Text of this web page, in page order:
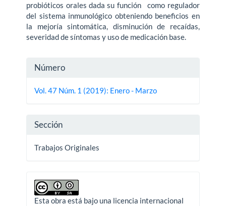
probióticos orales dada su función como regulador
del sistema inmunológico obteniendo beneficios en
la mejoría sintomática, disminución de recaídas,
severidad de síntomas y uso de medicación base.
Detalles
del
Número
Vol. 47 Núm. 1 (2019): Enero - Marzo
Sección
Trabajos Originales
Esta obra está bajo una licencia internacional